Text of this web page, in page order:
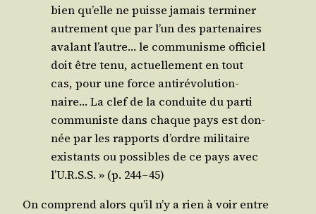
bien qu’elle ne puisse jamais ter­mi­ner
autre­ment que par l’un des par­te­naires
ava­lant l’autre… le com­mu­nisme offi­ciel
doit être tenu, actuel­le­ment en tout
cas, pour une force anti­ré­vo­lu­tion­
naire… La clef de la conduite du par­ti
com­mu­niste dans chaque pays est don­
née par les rap­ports d’ordre mili­taire
exis­tants ou pos­sibles de ce pays avec
l’U.R.S.S. » (p. 244 – 45)
On com­prend alors qu’il n’y a rien à voir entre